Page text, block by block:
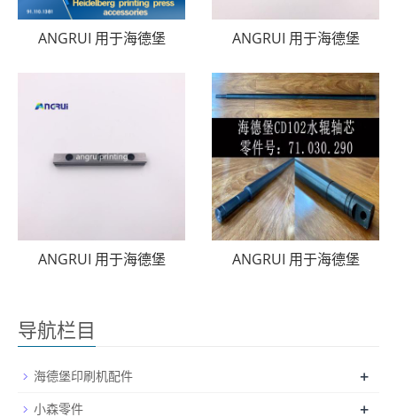
ANGRUI 用于海德堡 ANGRUI 用于海德堡
ANGRUI 用于海德堡 ANGRUI 用于海德堡
导航栏目
海德堡印刷机配件 +
小森零件 +